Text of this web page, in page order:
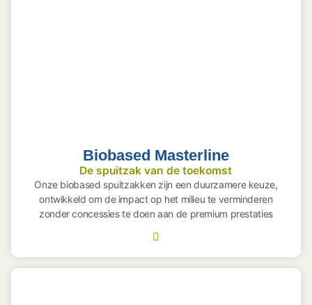
Biobased Masterline
De spuitzak van de toekomst
Onze biobased spuitzakken zijn een duurzamere keuze,
ontwikkeld om de impact op het milieu te verminderen
zonder concessies te doen aan de premium prestaties